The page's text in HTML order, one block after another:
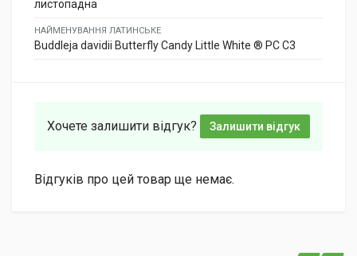
листопадна
НАЙМЕНУВАННЯ ЛАТИНСЬКЕ
Buddleja davidii Butterfly Candy Little White ® PC C3
Хочете залишити відгук? Залишити відгук
Відгуків про цей товар ще немає.